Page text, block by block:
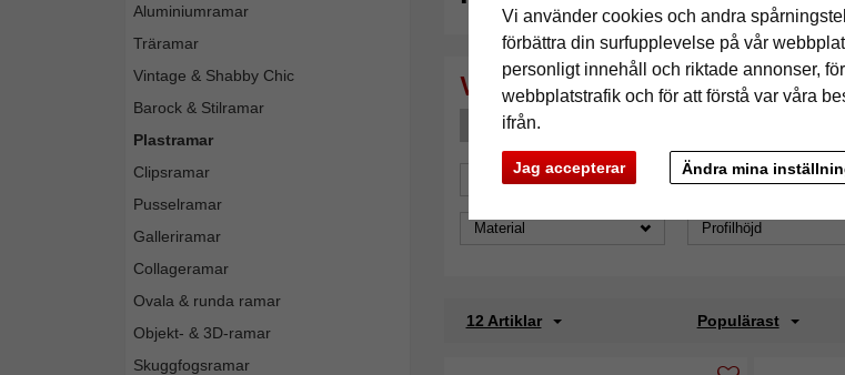
Vi använder cookies och andra
förbättra din surfupplevelse på vår
personligt innehåll och riktade annonser,
webbplatstrafik och för att förstå var våra
ifrån.
Jag accepterar Ändra mina
Aluminiumramar
Träramar
Vintage & Shabby Chic
Barock & Stilramar
Plastramar
Clipsramar
Pusselramar
Galleriramar
Collageramar
Ovala & runda ramar
Objekt- & 3D-ramar
Skuggfogsramar
Format: 20x25
Format Märke
Material Profilhöjd
12 Artiklar Populärast